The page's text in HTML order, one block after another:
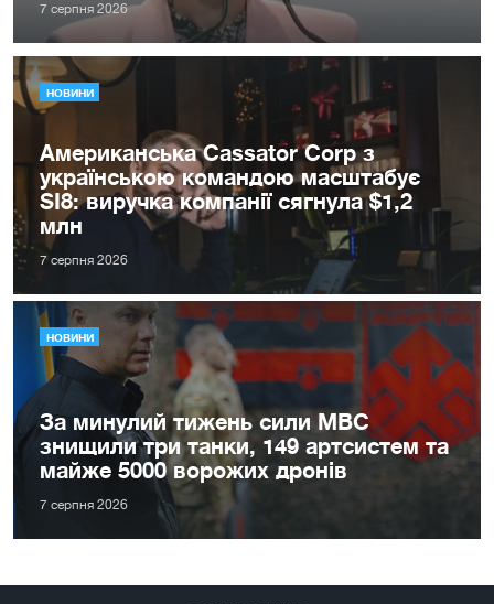
7 серпня 2026
НОВИНИ
Американська Cassator Corp з
українською командою масштабує
SI8: виручка компанії сягнула $1,2
млн
7 серпня 2026
НОВИНИ
За минулий тижень сили МВС
знищили три танки, 149 артсистем та
майже 5000 ворожих дронів
7 серпня 2026